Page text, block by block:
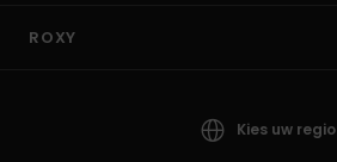
ROXY
Kies uw regio